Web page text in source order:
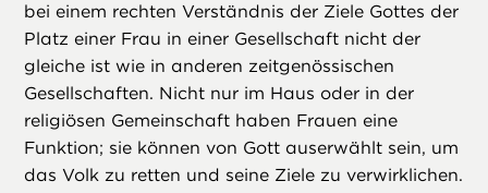
bei einem rechten Verständnis der Ziele Gottes der
Platz einer Frau in einer Gesellschaft nicht der
gleiche ist wie in anderen zeitgenössischen
Gesellschaften. Nicht nur im Haus oder in der
religiösen Gemeinschaft haben Frauen eine
Funktion; sie können von Gott auserwählt sein, um
das Volk zu retten und seine Ziele zu verwirklichen.